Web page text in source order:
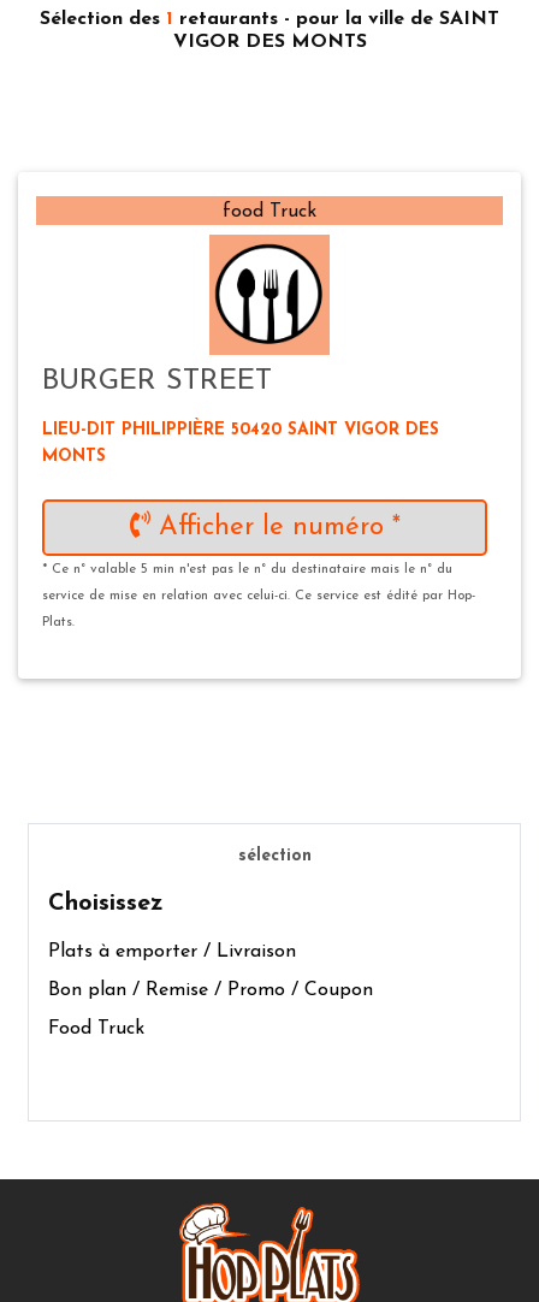
Sélection des 1 retaurants - pour la ville de SAINT
VIGOR DES MONTS
food Truck
BURGER STREET
LIEU-DIT PHILIPPIÈRE 50420 SAINT VIGOR DES
MONTS
Afficher le numéro *
* Ce n° valable 5 min n'est pas le n° du destinataire mais le n° du
service de mise en relation avec celui-ci. Ce service est édité par Hop-
Plats.
sélection
Choisissez
Plats à emporter / Livraison
Bon plan / Remise / Promo / Coupon
Food Truck